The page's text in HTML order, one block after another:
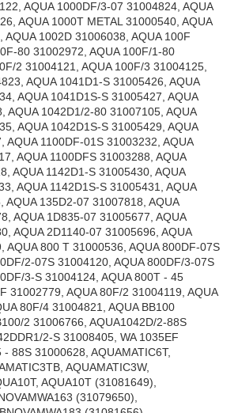
AQUA 1000DF/3-07 31004824, AQUA
AQUA 1000T METAL 31000540, AQUA
AQUA 1002D 31006038, AQUA 100F
80 31002972, AQUA 100F/1-80
2 31004121, AQUA 100F/3 31004125,
AQUA 1041D1-S 31005426, AQUA
AQUA 1041D1S-S 31005427, AQUA
AQUA 1042D1/2-80 31007105, AQUA
AQUA 1042D1S-S 31005429, AQUA
AQUA 1100DF-01S 31003232, AQUA
AQUA 1100DFS 31003288, AQUA
AQUA 1142D1-S 31005430, AQUA
AQUA 1142D1S-S 31005431, AQUA
AQUA 135D2-07 31007818, AQUA
AQUA 1D835-07 31005677, AQUA
AQUA 2D1140-07 31005696, AQUA
AQUA 800 T 31000536, AQUA 800DF-07S
2-07S 31004120, AQUA 800DF/3-07S
3-S 31004124, AQUA 800T - 45
31002779, AQUA 80F/2 31004119, AQUA
80F/4 31004821, AQUA BB100
2 31006766, AQUA1042D/2-88S
2-S 31008405, WA 1035EF
88S 31000628, AQUAMATIC6T,
AQUAMATIC3W,
AQUA10T (31081649),
(31079650),